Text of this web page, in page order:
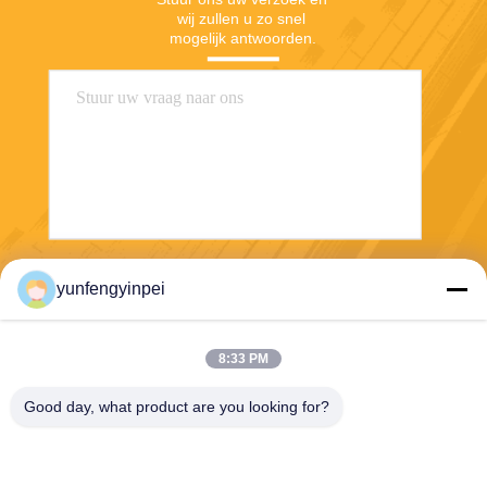
wij zullen u zo snel
mogelijk antwoorden.
yunfengyinpei
8:33 PM
Good day, what product are you looking for?